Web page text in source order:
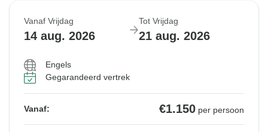
Vanaf Vrijdag
14 aug. 2026
Tot Vrijdag
21 aug. 2026
Engels
Gegarandeerd vertrek
Vanaf: €1.150 per persoon